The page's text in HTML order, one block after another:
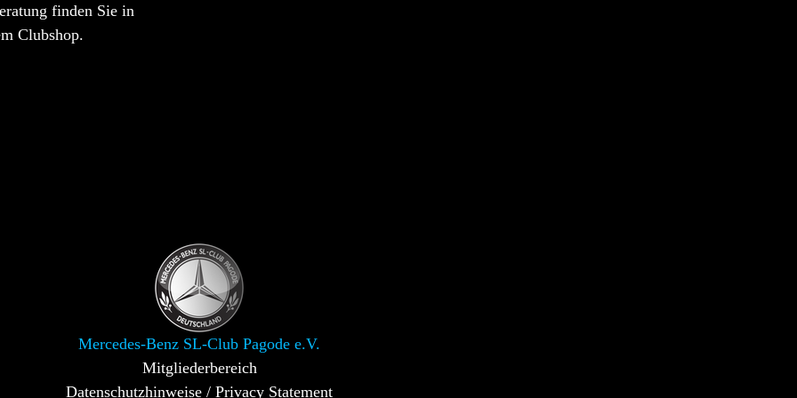
finden Sie in
Clubshop.
Mercedes-Benz SL-Club Pagode e.V.
Mitgliederbereich
Datenschutzhinweise / Privacy Statement